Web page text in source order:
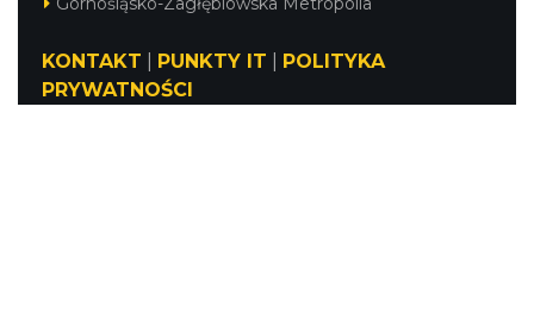
KONTAKT PUNKTY IT
POLITYKA
PRYWATNOŚCI